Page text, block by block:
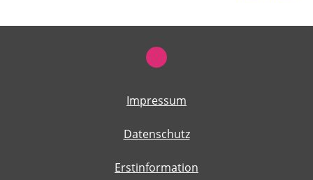
Impressum
Datenschutz
Erstinformation